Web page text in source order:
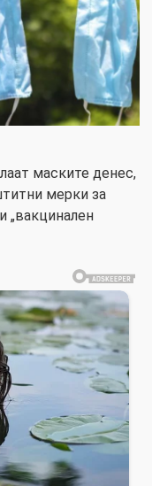
маските денес,
мерки за
„вакцинален